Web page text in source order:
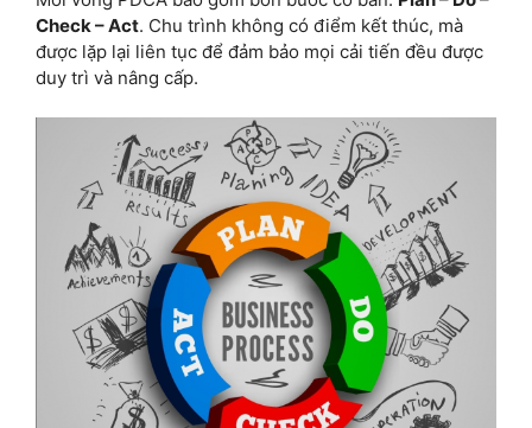
Check – Act. Chu trình không có điểm kết thúc, mà
được lặp lại liên tục để đảm bảo mọi cải tiến đều được
duy trì và nâng cấp.